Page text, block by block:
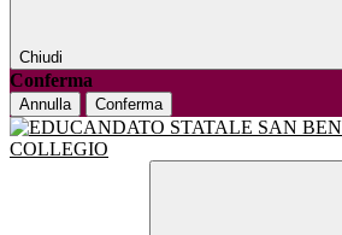
Chiudi
Conferma
Annulla Conferma